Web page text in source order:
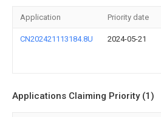
Application Priority date
CN202421113184.8U 2024-05-21
Applications Claiming Priority (1)